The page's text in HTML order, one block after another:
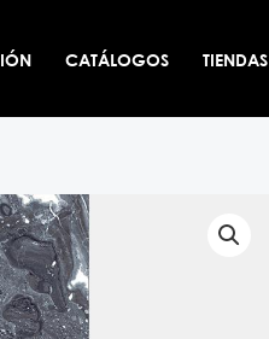
CATÁLOGOS TIENDAS